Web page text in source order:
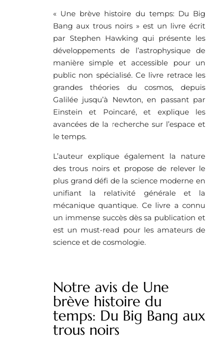
« Une brève histoire du temps: Du Big
Bang aux trous noirs » est un livre écrit
par Stephen Hawking qui présente les
développements de l’astrophysique de
manière simple et accessible pour un
public non spécialisé. Ce livre retrace les
grandes théories du cosmos, depuis
Galilée jusqu’à Newton, en passant par
Einstein et Poincaré, et explique les
avancées de la recherche sur l’espace et
le temps.
L’auteur explique également la nature
des trous noirs et propose de relever le
plus grand défi de la science moderne en
unifiant la relativité générale et la
mécanique quantique. Ce livre a connu
un immense succès dès sa publication et
est un must-read pour les amateurs de
science et de cosmologie.
Notre avis de Une
brève histoire du
temps: Du Big Bang aux
trous noirs